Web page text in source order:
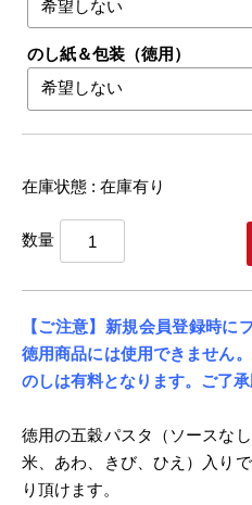
のし紙＆包装（徳用）
在庫状態 : 在庫有り
数量
【ご注意】新規会員登録時に
徳用商品には使用できません。
のしは有料となります。ご了承
徳用の五穀パスタ（ソースな
米、あわ、きび、ひえ）入り
り頂けます。